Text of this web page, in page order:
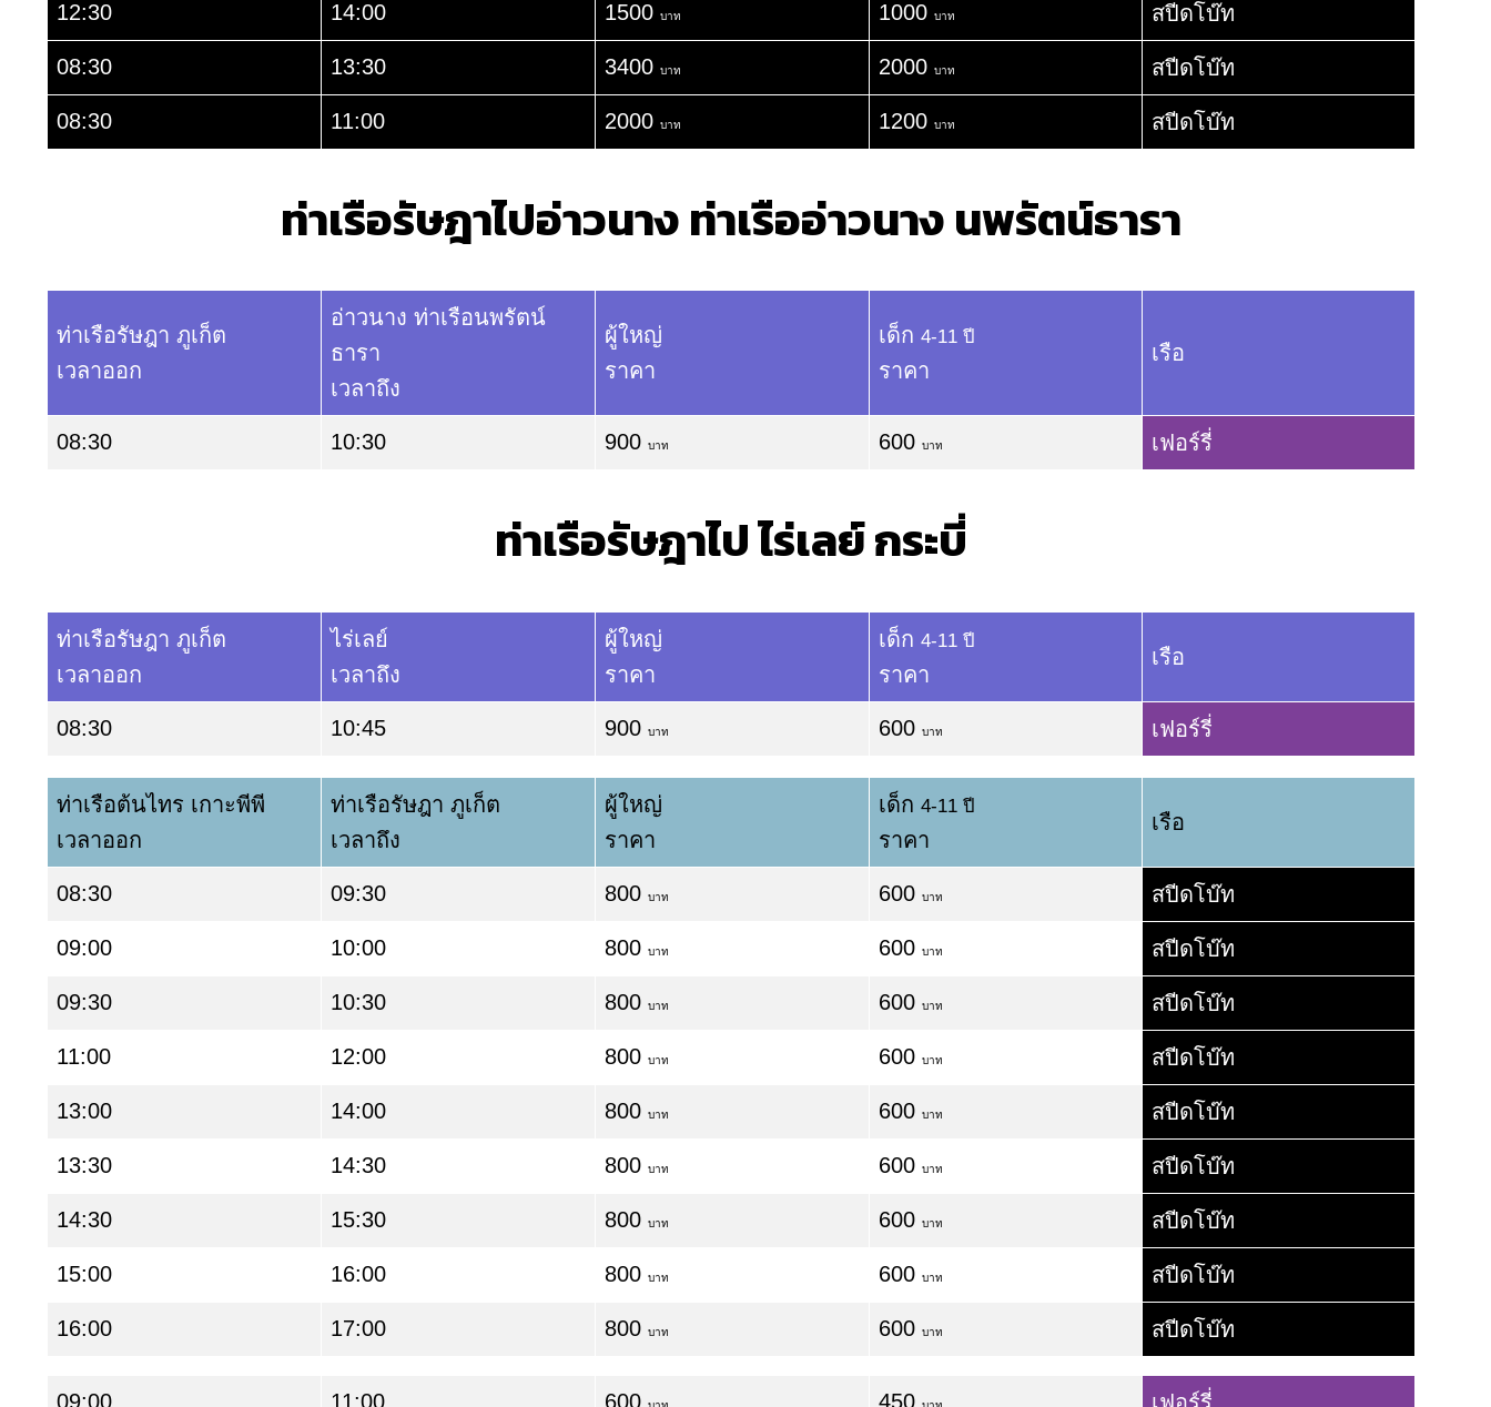
12:30 14:00 1500 บาท 1000 บาท สปีดโบ๊ท
08:30 13:30 3400 บาท 2000 บาท สปีดโบ๊ท
08:30 11:00 2000 บาท 1200 บาท สปีดโบ๊ท
ท่าเรือรัษฎาไปอ่าวนาง ท่าเรืออ่าวนาง นพรัตน์ธารา
ท่าเรือรัษฎา ภูเก็ต
เวลาออก
อ่าวนาง ท่าเรือนพรัตน์
ธารา
เวลาถึง
ผู้ใหญ่
ราคา
เด็ก 4-11 ปี
ราคา
เรือ
08:30 10:30 900 บาท 600 บาท เฟอร์รี่
ท่าเรือรัษฎาไป ไร่เลย์ กระบี่
ท่าเรือรัษฎา ภูเก็ต
เวลาออก
ไร่เลย์
เวลาถึง
ผู้ใหญ่
ราคา
เด็ก 4-11 ปี
ราคา
เรือ
08:30 10:45 900 บาท 600 บาท เฟอร์รี่
ท่าเรือต้นไทร เกาะพีพี
เวลาออก
ท่าเรือรัษฎา ภูเก็ต
เวลาถึง
ผู้ใหญ่
ราคา
เด็ก 4-11 ปี
ราคา
เรือ
08:30 09:30 800 บาท 600 บาท สปีดโบ๊ท
09:00 10:00 800 บาท 600 บาท สปีดโบ๊ท
09:30 10:30 800 บาท 600 บาท สปีดโบ๊ท
11:00 12:00 800 บาท 600 บาท สปีดโบ๊ท
13:00 14:00 800 บาท 600 บาท สปีดโบ๊ท
13:30 14:30 800 บาท 600 บาท สปีดโบ๊ท
14:30 15:30 800 บาท 600 บาท สปีดโบ๊ท
15:00 16:00 800 บาท 600 บาท สปีดโบ๊ท
16:00 17:00 800 บาท 600 บาท สปีดโบ๊ท
09:00 11:00 600 450 เฟอร์รี่